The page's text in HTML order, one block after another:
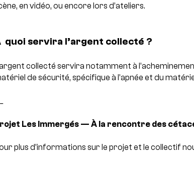
en vidéo, ou encore lors d’ateliers.
quoi servira l’argent collecté ?
collecté servira notamment à
de sécurité, spécifique à l’apnée et du
Les Immergés — À la rencontre des
plus d’informations sur le projet et le collectif